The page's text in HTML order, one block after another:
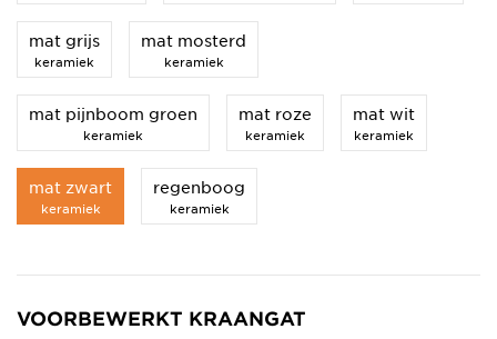
mat grijs
keramiek
mat mosterd
keramiek
mat pijnboom groen
keramiek
mat roze
keramiek
mat wit
keramiek
mat zwart
keramiek
regenboog
keramiek
VOORBEWERKT KRAANGAT